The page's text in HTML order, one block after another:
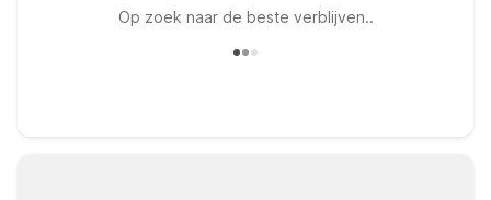
Op zoek naar de beste verblijven..